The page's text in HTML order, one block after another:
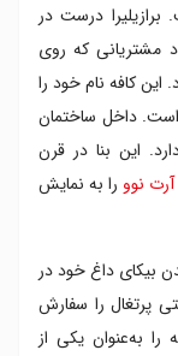
درست در
مشتریانی که روی
کافه نام خود را
است. داخل ساختمان
این بنا در قرن
آرت نوو را به نمایش
بیکای داغ خود در
پرتغال را سفارش
را به‌عنوان یکی از